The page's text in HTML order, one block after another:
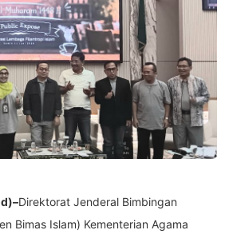
Direktorat Jenderal Bimbingan
Bimas Islam) Kementerian Agama